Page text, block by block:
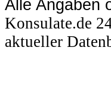
Alle Angaben
Konsulate.de
aktueller